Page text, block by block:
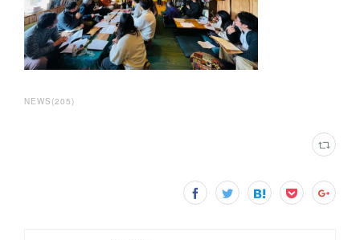
NEWS (205)